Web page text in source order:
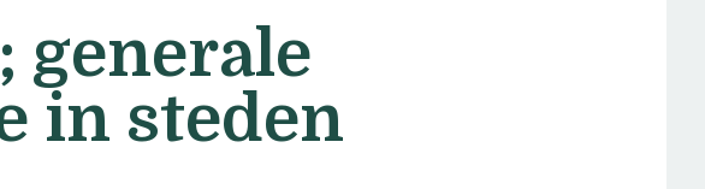
generale
in steden